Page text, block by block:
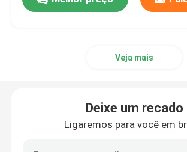
Veja mais
Deixe um recado
Ligaremos para você em